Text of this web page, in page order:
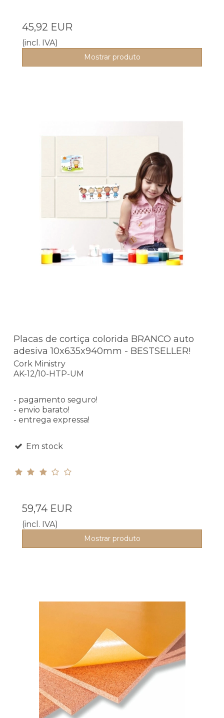
45,92 EUR
(incl. IVA)
Mostrar produto
Placas de cortiça colorida BRANCO auto
adesiva 10x635x940mm - BESTSELLER!
Cork Ministry
AK-12/10-HTP-UM
- pagamento seguro!
- envio barato!
- entrega expressa!
Em stock
59,74 EUR
(incl. IVA)
Mostrar produto